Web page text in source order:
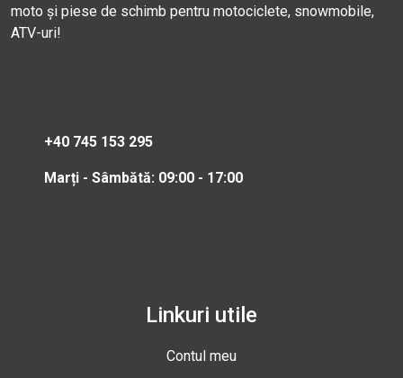
moto și piese de schimb pentru motociclete, snowmobile,
ATV-uri!
+40 745 153 295
Marți - Sâmbătă: 09:00 - 17:00
Linkuri utile
Contul meu